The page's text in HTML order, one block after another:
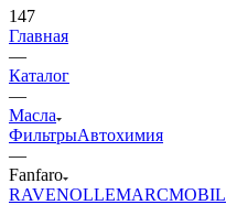
147
Главная
—
Каталог
—
Масла
ФильтрыАвтохимия
—
Fanfaro
RAVENOLLEMARCMOBIL